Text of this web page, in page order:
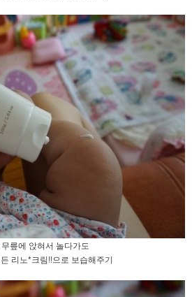
릎에 앉혀서 놀다가도
리노*크림!!으로 보습해주기